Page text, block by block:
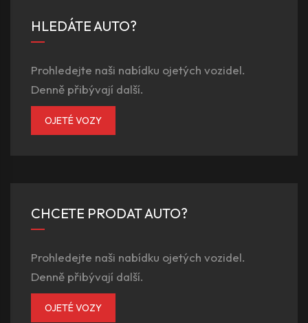
HLEDÁTE AUTO?
Prohledejte naši nabídku ojetých vozidel.
Denně přibývají další.
OJETÉ VOZY
CHCETE PRODAT AUTO?
Prohledejte naši nabídku ojetých vozidel.
Denně přibývají další.
OJETÉ VOZY